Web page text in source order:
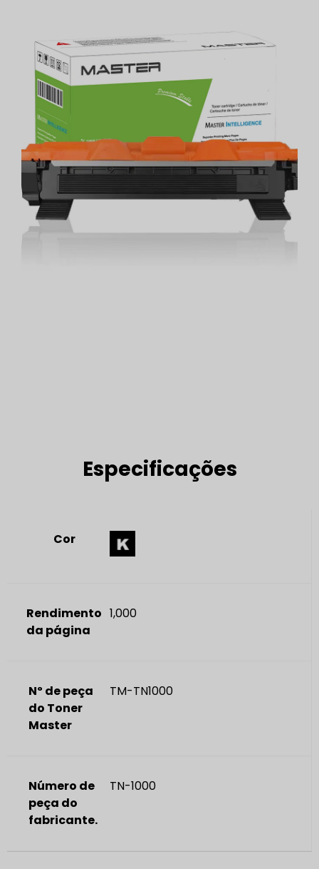
Especificações
Cor
Rendimento
da página
1,000
Nº de peça
do Toner
Master
TM-TN1000
Número de
peça do
fabricante.
TN-1000